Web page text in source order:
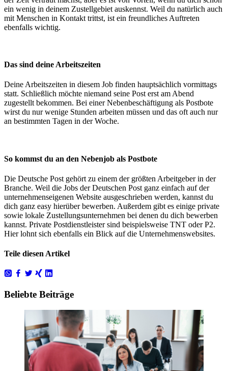
ein wenig in deinem Zustellgebiet auskennst. Weil du natürlich auch
mit Menschen in Kontakt trittst, ist ein freundliches Auftreten
ebenfalls wichtig.
Das sind deine Arbeitszeiten
Deine Arbeitszeiten in diesem Job finden hauptsächlich vormittags
statt. Schließlich möchte niemand seine Post erst am Abend
zugestellt bekommen. Bei einer Nebenbeschäftigung als Postbote
wirst du nur wenige Stunden arbeiten müssen und das oft auch nur
an bestimmten Tagen in der Woche.
So kommst du an den Nebenjob als Postbote
Die Deutsche Post gehört zu einem der größten Arbeitgeber in der
Branche. Weil die Jobs der Deutschen Post ganz einfach auf der
unternehmenseigenen Website ausgeschrieben werden, kannst du
dich ganz easy hierüber bewerben. Außerdem gibt es einige private
sowie lokale Zustellungsunternehmen bei denen du dich bewerben
kannst. Private Postdienstleister sind beispielsweise TNT oder P2.
Hier lohnt sich ebenfalls ein Blick auf die Unternehmenswebsites.
Teile diesen Artikel
Beliebte Beiträge